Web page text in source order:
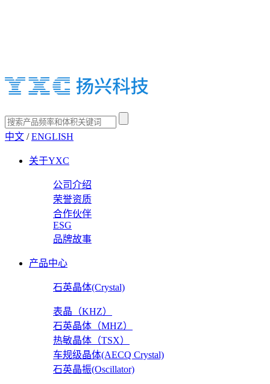
中文 /ENGLISH
关于YXC
公司介绍
荣誉资质
合作伙伴
ESG
品牌故事
产品中心
石英晶体(Crystal)
表晶（KHZ）
石英晶体（MHZ）
热敏晶体（TSX）
车规级晶体(AECQ Crystal)
石英晶振(Oscillator)